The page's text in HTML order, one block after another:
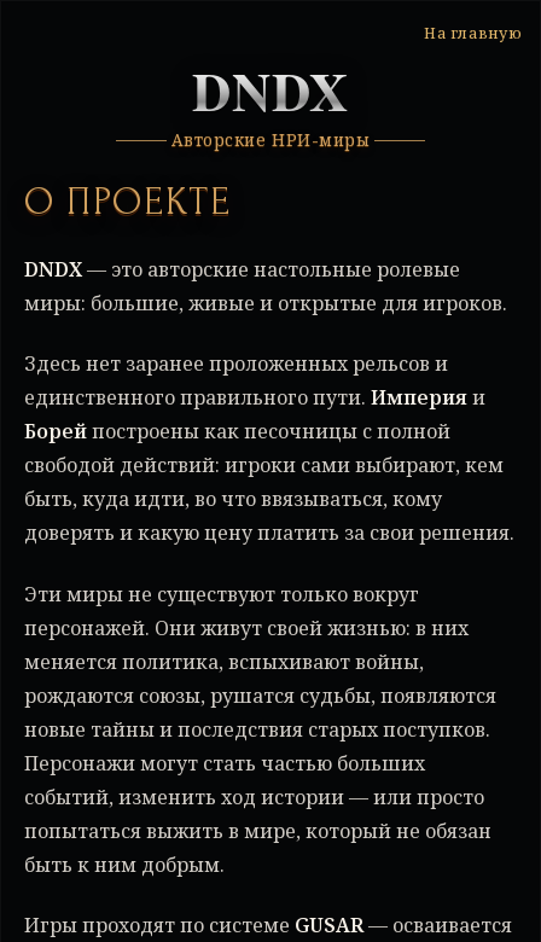
DNDX
Авторские НРИ-миры
На главную
О ПРОЕКТЕ
DNDX— это авторские настольные ролевые
миры: большие, живые и открытые для игроков.
Здесь нет заранее проложенных рельсов и
единственного правильного пути. Империяи
Борейпостроены как песочницы с полной
свободой действий: игроки сами выбирают, кем
быть, куда идти, во что ввязываться, кому
доверять и какую цену платить за свои решения.
Эти миры не существуют только вокруг
персонажей. Они живут своей жизнью: в них
меняется политика, вспыхивают войны,
рождаются союзы, рушатся судьбы, появляются
новые тайны и последствия старых поступков.
Персонажи могут стать частью больших
событий, изменить ход истории — или просто
попытаться выжить в мире, который не обязан
быть к ним добрым.
Игры проходят по системе GUSAR— осваивается